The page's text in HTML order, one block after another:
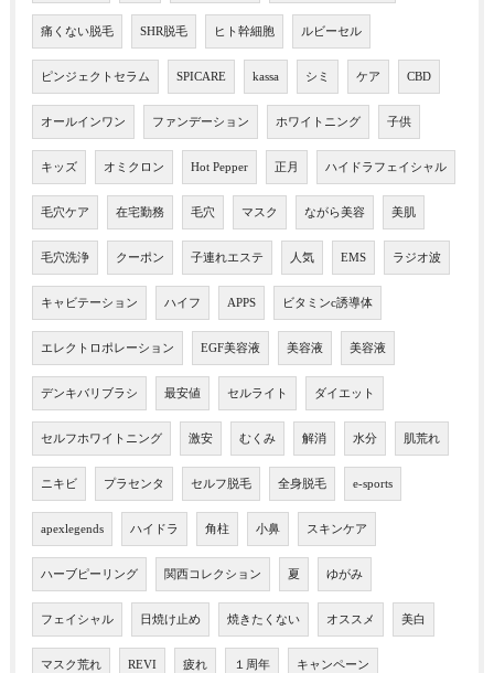
痛くない脱毛 SHR脱毛 ヒト幹細胞 ルビーセル
ピンジェクトセラム SPICARE kassa シミ ケア CBD
オールインワン ファンデーション ホワイトニング 子供
キッズ オミクロン Hot Pepper 正月 ハイドラフェイシャル
毛穴ケア 在宅勤務 毛穴 マスク ながら美容 美肌
毛穴洗浄 クーポン 子連れエステ 人気 EMS ラジオ波
キャビテーション ハイフ APPS ビタミンc誘導体
エレクトロポレーション EGF美容液 美容液 美容液
デンキバリブラシ 最安値 セルライト ダイエット
セルフホワイトニング 激安 むくみ 解消 水分 肌荒れ
ニキビ プラセンタ セルフ脱毛 全身脱毛 e-sports
apexlegends ハイドラ 角柱 小鼻 スキンケア
ハーブピーリング 関西コレクション 夏 ゆがみ
フェイシャル 日焼け止め 焼きたくない オススメ 美白
マスク荒れ REVI 疲れ １周年 キャンペーン